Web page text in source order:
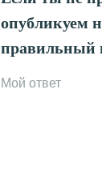
опубликуем
правильный